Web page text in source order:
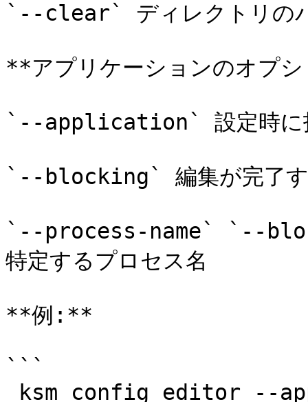
`--clear` ディレクトリの
**アプリケーションのオプ
`--application` 設定時に指
`--blocking` 編集が完了す
`--process-name` `--
特定するプロセス名
**例:**
```